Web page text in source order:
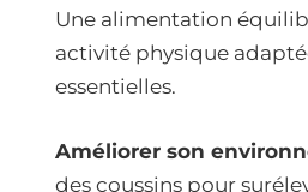
Une alimentation
activité physique
essentielles.
Améliorer son
des coussins pour